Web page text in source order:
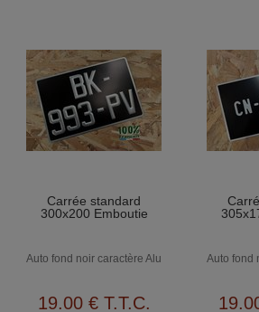
Carrée standard
300x200 Emboutie
Auto fond noir caractère Alu
19.00 € T.T.C.
Auto fond
19